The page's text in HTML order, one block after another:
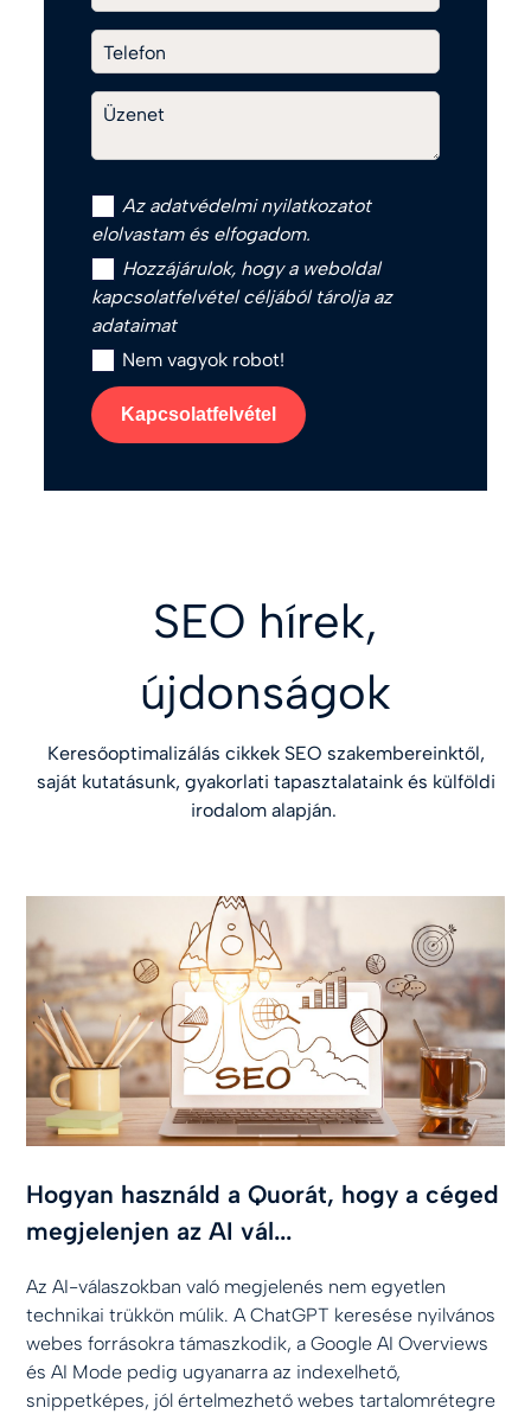
Telefon
Üzenet
Az adatvédelmi nyilatkozatot
elolvastam és elfogadom.
Hozzájárulok, hogy a weboldal
kapcsolatfelvétel céljából tárolja az
adataimat
Nem vagyok robot!
Kapcsolatfelvétel
SEO hírek,
újdonságok
Keresőoptimalizálás cikkek SEO szakembereinktől,
saját kutatásunk, gyakorlati tapasztalataink és külföldi
irodalom alapján.
Hogyan használd a Quorát, hogy a céged
megjelenjen az AI vál...
Az AI-válaszokban való megjelenés nem egyetlen
technikai trükkön múlik. A ChatGPT keresése nyilvános
webes forrásokra támaszkodik, a Google AI Overviews
és AI Mode pedig ugyanarra az indexelhető,
snippetképes, jól értelmezhető webes tartalomrétegre